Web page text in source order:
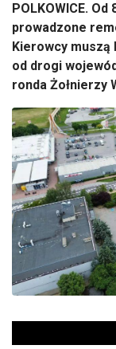
POLKOWICE.
prowadzone
Kierowcy muszą
od drogi
ronda Żołnierzy